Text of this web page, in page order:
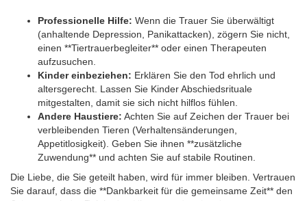
Professionelle Hilfe: Wenn die Trauer Sie überwältigt
(anhaltende Depression, Panikattacken), zögern Sie nicht,
einen **Tiertrauerbegleiter** oder einen Therapeuten
aufzusuchen.
Kinder einbeziehen: Erklären Sie den Tod ehrlich und
altersgerecht. Lassen Sie Kinder Abschiedsrituale
mitgestalten, damit sie sich nicht hilflos fühlen.
Andere Haustiere: Achten Sie auf Zeichen der Trauer bei
verbleibenden Tieren (Verhaltensänderungen,
Appetitlosigkeit). Geben Sie ihnen **zusätzliche
Zuwendung** und achten Sie auf stabile Routinen.
Die Liebe, die Sie geteilt haben, wird für immer bleiben. Vertrauen
Sie darauf, dass die **Dankbarkeit für die gemeinsame Zeit** den